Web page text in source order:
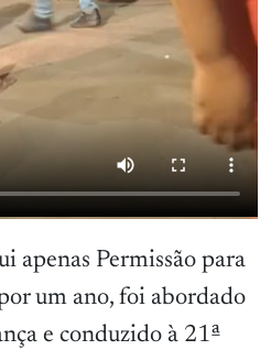
apenas Permissão para
um ano, foi abordado
e conduzido à 21ª